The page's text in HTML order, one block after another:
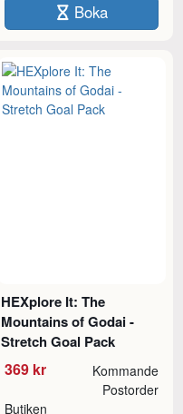
Boka
HEXplore It: The
Mountains of Godai -
Stretch Goal Pack
369 kr Kommande
Butiken
Postorder